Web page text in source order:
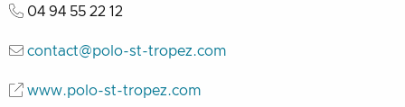
04 94 55 22 12
contact@polo-st-tropez.com
www.polo-st-tropez.com